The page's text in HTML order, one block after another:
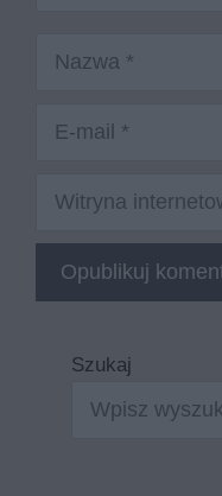
Nazwa
Witryna
Szukaj